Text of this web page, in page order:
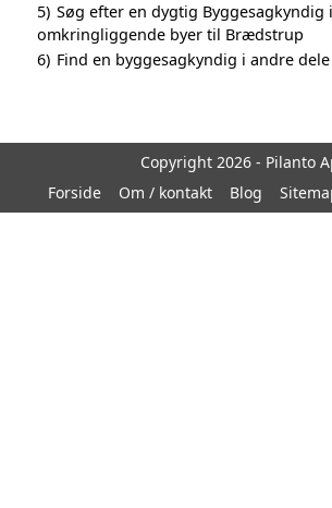
5) Søg efter en dygtig Byggesagkyndig
omkringliggende byer til Brædstrup
6) Find en byggesagkyndig i andre
Copyright 2026 - Pilanto
Forside
Om / kontakt Blog